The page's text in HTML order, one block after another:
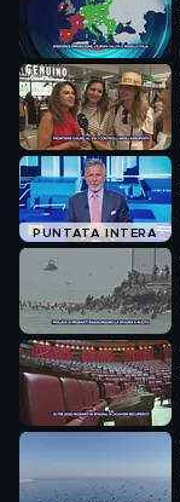
PUNTATA INTERA